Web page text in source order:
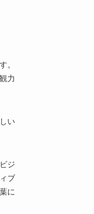
。
力
い
ジ
ブ
に